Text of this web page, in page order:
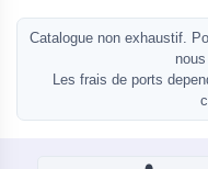
Catalogue non exhaustif.
Les frais de ports